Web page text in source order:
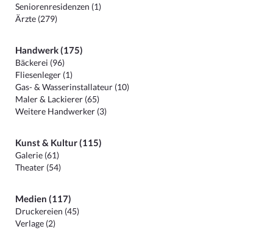
Seniorenresidenzen (1)
Ärzte (279)
Handwerk (175)
Bäckerei (96)
Fliesenleger (1)
Gas- & Wasserinstallateur (10)
Maler & Lackierer (65)
Weitere Handwerker (3)
Kunst & Kultur (115)
Galerie (61)
Theater (54)
Medien (117)
Druckereien (45)
Verlage (2)